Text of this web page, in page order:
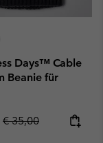
Days™ Cable
Beanie für
Regular price:
€ 35,00